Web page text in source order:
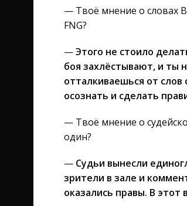
— Твоё мнение о словах
FNG?
—Этого не стоило
боя захлёстывают, и ты
отталкиваешься от слов
осознать и сделать
— Твоё мнение о
один?
— Судьи вынесли
зрители в зале и
оказались правы. В